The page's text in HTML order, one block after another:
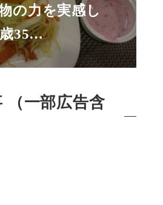
の力を実感し
35…
（一部広告含